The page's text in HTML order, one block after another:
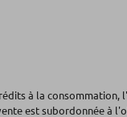
à la consommation,
est subordonnée à